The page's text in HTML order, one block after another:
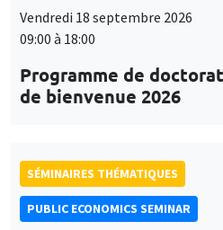
Vendredi 18 septembre 2026
09:00 à 18:00
Programme de
de bienvenue 2026
SÉMINAIRES THÉMATIQUES
PUBLIC ECONOMICS SEMINAR